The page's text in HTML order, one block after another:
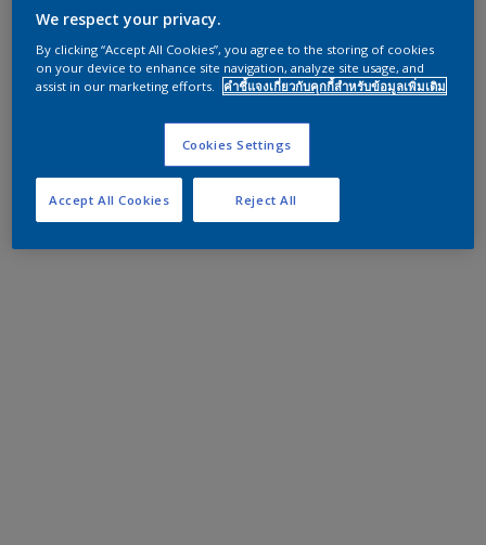
We respect your privacy.
By clicking “Accept All Cookies”, you agree to the storing of cookies
on your device to enhance site navigation, analyze site usage, and
assist in our marketing efforts.
คำชี้แจงเกี่ยวกับคุกกี้สำหรับข้อมูลเพิ่มเติม
Cookies Settings
Reject All
Accept All Cookies